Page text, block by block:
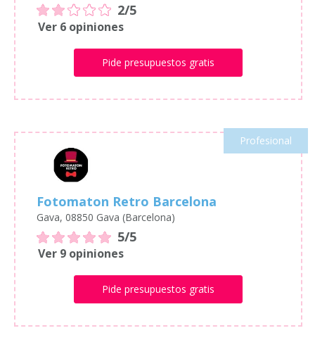
2/5
Ver 6 opiniones
Pide presupuestos gratis
Profesional
Fotomaton Retro Barcelona
Gava, 08850 Gava (Barcelona)
5/5
Ver 9 opiniones
Pide presupuestos gratis